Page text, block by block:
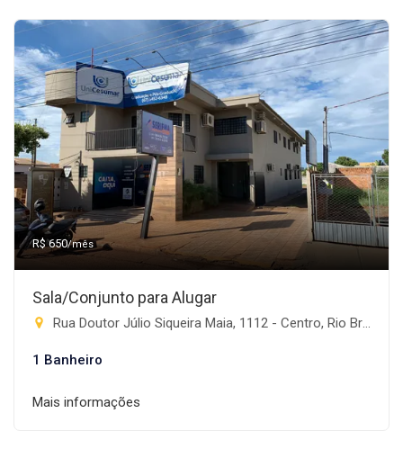
R$ 650/mês
Sala/Conjunto para Alugar
Rua Doutor Júlio Siqueira Maia, 1112 - Centro, Rio Brilhante-MS
1 Banheiro
Mais informações